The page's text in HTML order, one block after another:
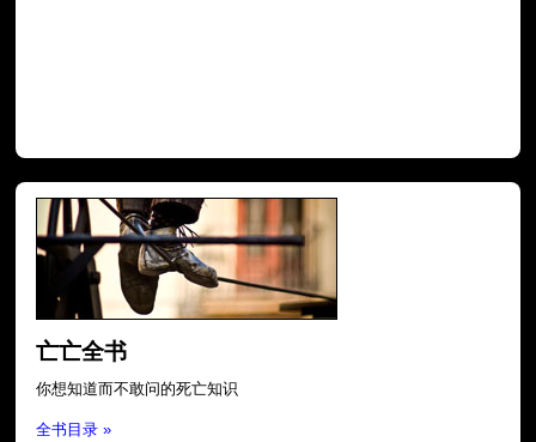
亡亡全书
你想知道而不敢问的死亡知识
全书目录 »